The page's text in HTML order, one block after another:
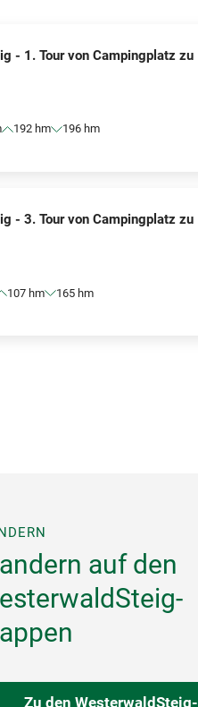
- 1. Tour von Campingplatz zu
192 hm 196 hm
- 3. Tour von Campingplatz zu
107 hm 165 hm
auf den
Zu den WesterwaldSteig-